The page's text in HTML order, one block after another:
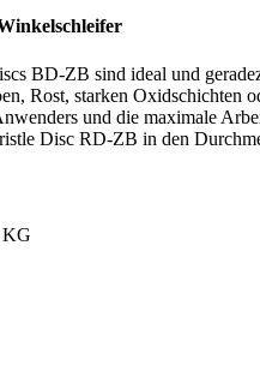
BD-ZB sind ideal und
Rost, starken Oxidschichten
und die maximale
Disc RD-ZB in den
KG